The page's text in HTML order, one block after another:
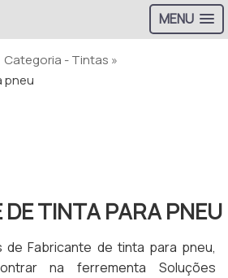
MENU
Categoria - Tintas »
pneu
TINTA PARA PNEU
de Fabricante de tinta para pneu,
na ferrementa Soluções